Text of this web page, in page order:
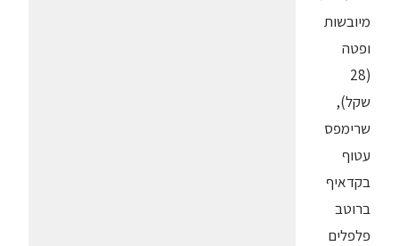
מיובשות
ופטה
(28
שקל),
שרימפס
עטוף
בקדאיף
ברוטב
פלפלים